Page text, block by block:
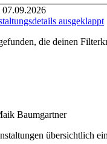
ausgeklappt
die deinen
Baumgartner
übersichtlich